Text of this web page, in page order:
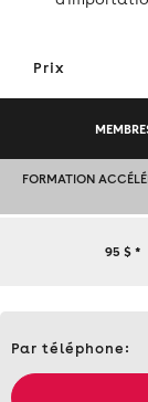
Prix
FORMATION
–
95 $ *
etPar téléphone: